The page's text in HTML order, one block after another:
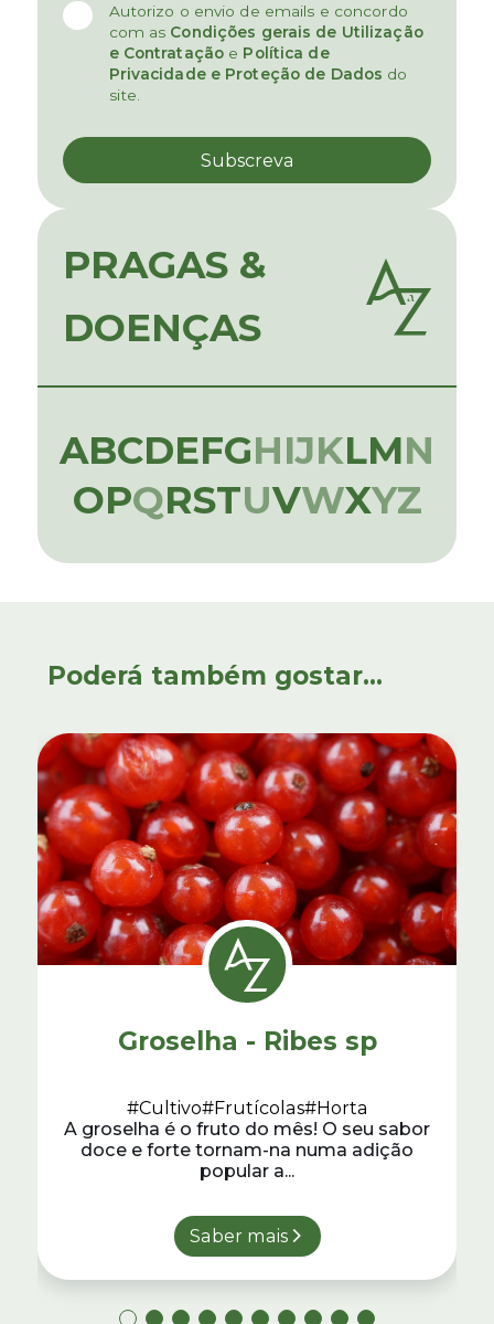
Autorizo o envio de emails e concordo
com as Condições gerais de Utilização
e Contratação e Política de
Privacidade e Proteção de Dados do
site.
PRAGAS &
DOENÇAS
ABCDEFGHIJKLMN
OPQRSTUVWXYZ
Poderá também gostar...
Groselha - Ribes sp
#Cultivo#Frutícolas#Horta
A groselha é o fruto do mês! O seu sabor
doce e forte tornam-na numa adição
popular a...
Saber mais